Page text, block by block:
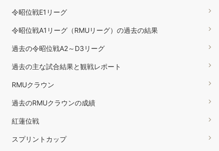
令昭位戦E1リーグ
令昭位戦A1リーグ（RMUリーグ）の過去の結果
過去の令昭位戦A2～D3リーグ
過去の主な試合結果と観戦レポート
RMUクラウン
過去のRMUクラウンの成績
紅蓮位戦
スプリントカップ